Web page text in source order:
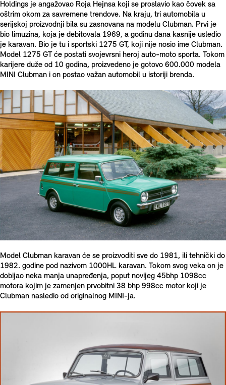
Holdings je angažovao Roja Hejnsa koji se proslavio kao čovek sa
oštrim okom za savremene trendove. Na kraju, tri automobila u
serijskoj proizvodnji bila su zasnovana na modelu Clubman. Prvi je
bio limuzina, koja je debitovala 1969, a godinu dana kasnije usledio
je karavan. Bio je tu i sportski 1275 GT, koji nije nosio ime Clubman.
Model 1275 GT će postati svojevrsni heroj auto-moto sporta. Tokom
karijere duže od 10 godina, proizvedeno je gotovo 600.000 modela
MINI Clubman i on postao važan automobil u istoriji brenda.
Model Clubman karavan će se proizvoditi sve do 1981, ili tehnički do
1982. godine pod nazivom 1000HL karavan. Tokom svog veka on je
dobijao neka manja unapređenja, poput novijeg 45bhp 1098cc
motora kojim je zamenjen prvobitni 38 bhp 998cc motor koji je
Clubman nasledio od originalnog MINI-ja.